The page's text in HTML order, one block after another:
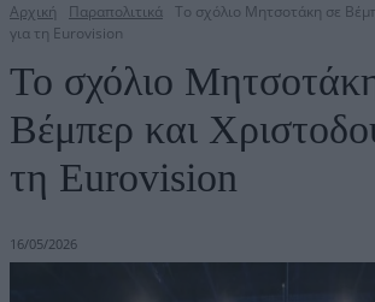
Αρχική Παραπολιτικά Το σχόλιο Μητσοτάκη σε
για τη Eurovision
Το σχόλιο
Βέμπερ και
τη Eurovision
16/05/2026